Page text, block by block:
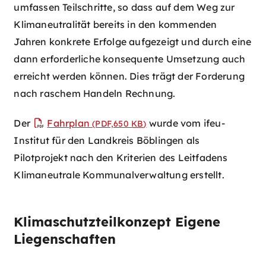
umfassen Teilschritte, so dass auf dem Weg zur
Klimaneutralität bereits in den kommenden
Jahren konkrete Erfolge aufgezeigt und durch eine
dann erforderliche konsequente Umsetzung auch
erreicht werden können. Dies trägt der Forderung
nach raschem Handeln Rechnung.
Der Fahrplan (PDF,650 KB) wurde vom ifeu-
Institut für den Landkreis Böblingen als
Pilotprojekt nach den Kriterien des Leitfadens
Klimaneutrale Kommunalverwaltung erstellt.
Klimaschutzteilkonzept Eigene
Liegenschaften